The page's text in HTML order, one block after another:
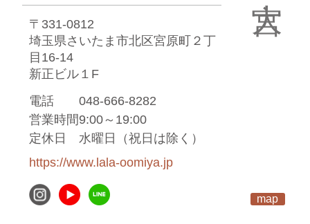
〒331-0812
埼玉県さいたま市北区宮原町２丁
目16-14
新正ビル１F
電話
048-666-8282
営業時間9:00～19:00
定休日
水曜日（祝日は除く）
https://www.lala-oomiya.jp
map